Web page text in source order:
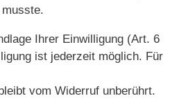
Ihrer Einwilligung (Art. 6
ist jederzeit möglich. Für
vom Widerruf unberührt.